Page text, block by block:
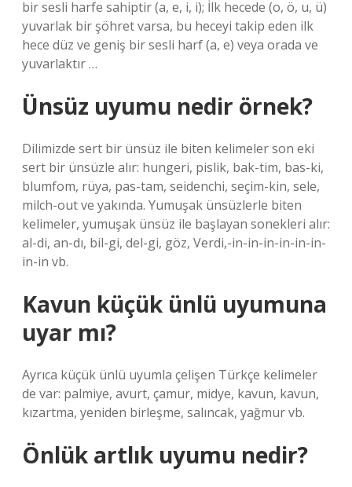
bir sesli harfe sahiptir (a, e, i, i); İlk hecede (o, ö, u, ü)
yuvarlak bir şöhret varsa, bu heceyi takip eden ilk
hece düz ve geniş bir sesli harf (a, e) veya orada ve
yuvarlaktır …
Ünsüz uyumu nedir örnek?
Dilimizde sert bir ünsüz ile biten kelimeler son eki
sert bir ünsüzle alır: hungeri, pislik, bak-tim, bas-ki,
blumfom, rüya, pas-tam, seidenchi, seçim-kin, sele,
milch-out ve yakında. Yumuşak ünsüzlerle biten
kelimeler, yumuşak ünsüz ile başlayan sonekleri alır:
al-di, an-dı, bil-gi, del-gi, göz, Verdi,-in-in-in-in-in-in-
in-in vb.
Kavun küçük ünlü uyumuna
uyar mı?
Ayrıca küçük ünlü uyumla çelişen Türkçe kelimeler
de var: palmiye, avurt, çamur, midye, kavun, kavun,
kızartma, yeniden birleşme, salıncak, yağmur vb.
Önlük artlık uyumu nedir?